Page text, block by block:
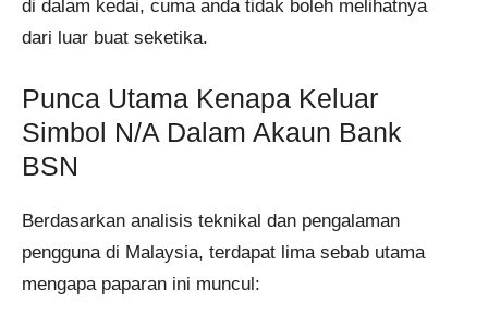
di dalam kedai, cuma anda tidak boleh melihatnya
dari luar buat seketika.
Punca Utama Kenapa Keluar
Simbol N/A Dalam Akaun Bank
BSN
Berdasarkan analisis teknikal dan pengalaman
pengguna di Malaysia, terdapat lima sebab utama
mengapa paparan ini muncul: